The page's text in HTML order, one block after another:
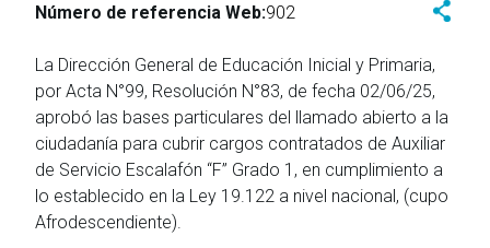
Número de referencia Web:902
La Dirección General de Educación Inicial y Primaria,
por Acta N°99, Resolución N°83, de fecha 02/06/25,
aprobó las bases particulares del llamado abierto a la
ciudadanía para cubrir cargos contratados de Auxiliar
de Servicio Escalafón “F” Grado 1, en cumplimiento a
lo establecido en la Ley 19.122 a nivel nacional, (cupo
Afrodescendiente).